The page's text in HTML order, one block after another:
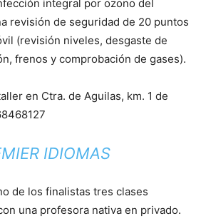
integral por ozono del
revisión de seguridad de 20 puntos
(revisión niveles, desgaste de
frenos y comprobación de gases).
en Ctra. de Aguilas, km. 1 de
IDIOMAS
de los finalistas tres clases
una profesora nativa en privado.